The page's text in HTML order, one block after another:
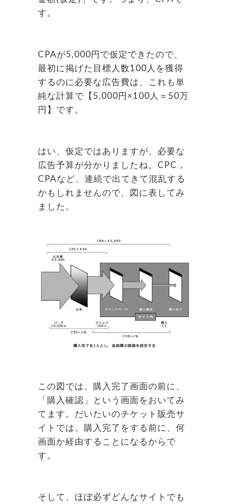
す。
CPAが5,000円で仮定できたので、
最初に掲げた目標人数100人を獲得
するのに必要な広告費は、これも単
純な計算で【5,000円×100人＝50万
円】です。
はい、仮定ではありますが、必要な
広告予算が分かりましたね。CPC，
CPAなど、連続で出てきて混乱する
かもしれませんので、図に表してみ
ました。
この図では、購入完了画面の前に、
「購入確認」という画面をおいてみ
てます。だいたいのチケット販売サ
イトでは、購入完了をする前に、何
画面か経由することになるからで
す。
そして、ほぼ必ずどんなサイトでも